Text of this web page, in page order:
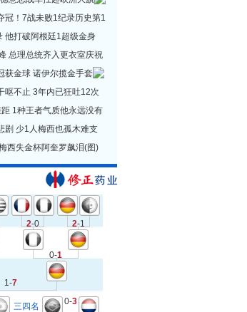
冠！7战未败1纪录历史第1
他打破阿根廷1超级金身
总理总统齐入更衣室庆祝
获金球 诺伊尔揽金手套
呕不止 3年内已狂吐12次
1种王者气质他永远没有
剧 少1人梅西也孤木难支
西失金杯阿奎罗飙泪(图)
2-0 2-1
0-1
1-7
0-3
三四名